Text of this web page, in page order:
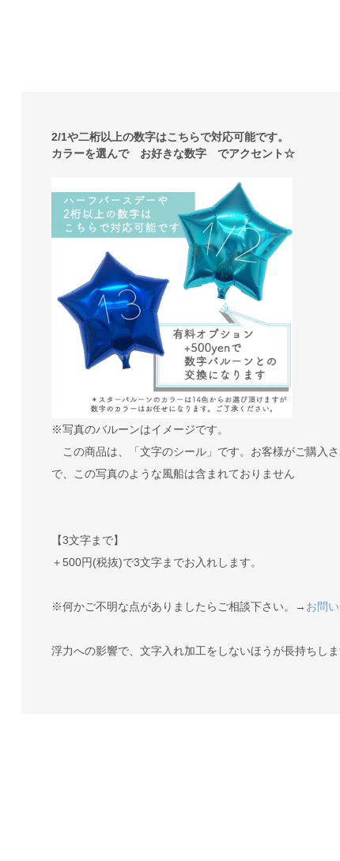
2/1や二桁以上の数字はこちらで対応可能です。
カラーを選んで お好きな数字 でアクセント☆
※写真のバルーンはイメージです。
この商品は、「文字のシール」です。お客様がご購入
で、この写真のような風船は含まれておりません
【3文字まで】
＋500円(税抜)で3文字までお入れします。
※何かご不明な点がありましたらご相談下さい。→ お問
浮力への影響で、文字入れ加工をしないほうが長持ちしま